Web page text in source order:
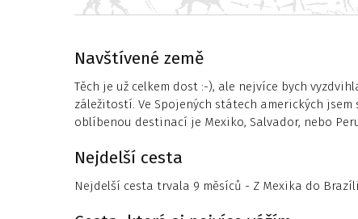
Navštívené země
Těch je už celkem dost :-), ale nejvíce bych
záležitostí. Ve Spojených státech amerických
oblíbenou destinací je Mexiko, Salvador, nebo
Nejdelší cesta
Nejdelší cesta trvala 9 měsíců - Z Mexika do